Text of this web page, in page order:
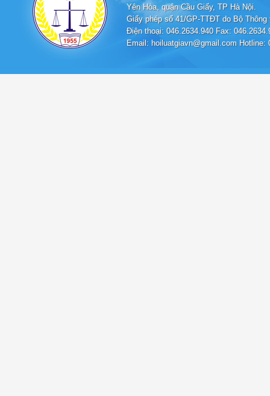
Yên Hòa, quận Cầu Giấy, TP Hà Nội.
Giấy phép số 41/GP-TTĐT do Bộ
Điện thoại: 046.2634.940 Fax:
Email: hoiluatgiavn@gmail.com Hotline: